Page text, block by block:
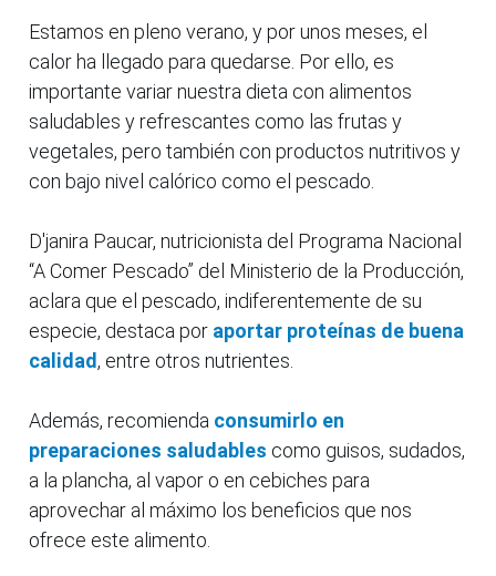
Estamos en pleno verano, y por unos meses, el
calor ha llegado para quedarse. Por ello, es
importante variar nuestra dieta con alimentos
saludables y refrescantes como las frutas y
vegetales, pero también con productos nutritivos y
con bajo nivel calórico como el pescado.
D'janira Paucar, nutricionista del Programa Nacional
“A Comer Pescado” del Ministerio de la Producción,
aclara que el pescado, indiferentemente de su
especie, destaca por aportar proteínas de buena
calidad, entre otros nutrientes.
Además, recomienda consumirlo en
preparaciones saludables como guisos, sudados,
a la plancha, al vapor o en cebiches para
aprovechar al máximo los beneficios que nos
ofrece este alimento.